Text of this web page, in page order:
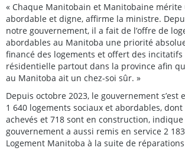
« Chaque Manitobain et Manitobaine
abordable et digne, affirme la ministre.
notre gouvernement, il a fait de l’offre de
abordables au Manitoba une priorité
financé des logements et offert des
résidentielle partout dans la province afin
au Manitoba ait un chez-soi sûr. »
Depuis octobre 2023, le gouvernement s’est
1 640 logements sociaux et abordables,
achevés et 718 sont en construction,
gouvernement a aussi remis en service 2
Logement Manitoba à la suite de